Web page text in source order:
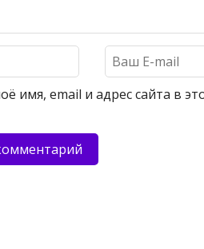
имя, email и адрес сайта в